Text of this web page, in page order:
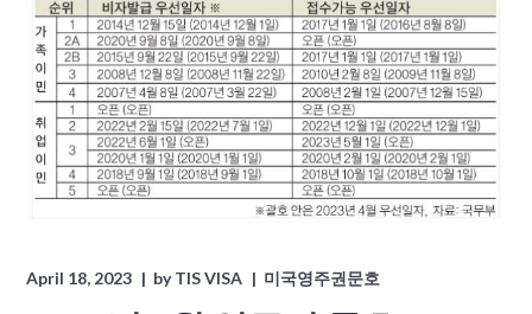
April 18, 2023 byTIS VISA 미국영주권문호